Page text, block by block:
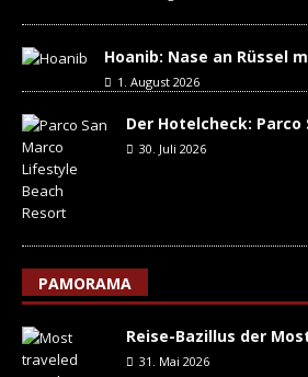
Hoanib: Nase an Rüssel
1. August 2026
Der Hotelcheck: Parco
30. Juli 2026
PAMORAMA
Reise-Bazillus der
31. Mai 2026